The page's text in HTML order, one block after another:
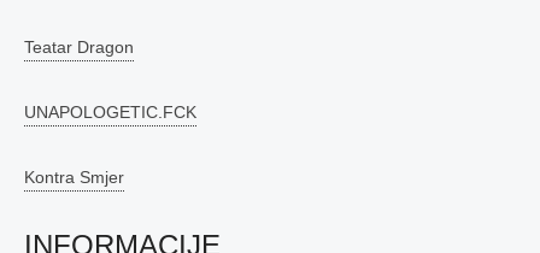
Teatar Dragon
UNAPOLOGETIC.FCK
Kontra Smjer
INFORMACIJE